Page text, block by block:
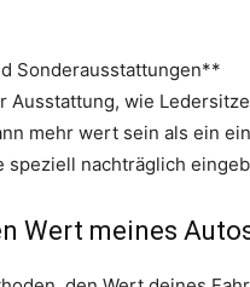
Sonderausstattungen**
Ausstattung, wie
mehr wert sein als ein
speziell nachträglich
Wert meines